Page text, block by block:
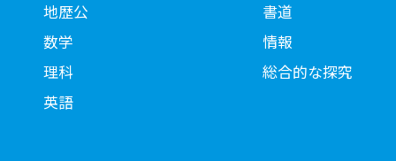
地歴公
数学
理科
英語
書道
情報
総合的な探究